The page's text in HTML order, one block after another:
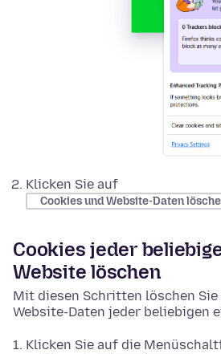
Klicken Sie auf
Cookies und Website-Daten
Cookies jeder
Website löschen
Mit diesen Schritten löschen Sie
Website-Daten jeder beliebigen
Klicken Sie auf die